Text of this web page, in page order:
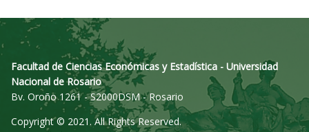
Facultad de Ciencias Económicas y Estadística - Universidad
Nacional de Rosario
Bv. Oroño 1261 - S2000DSM - Rosario
Copyright © 2021. All Rights Reserved.